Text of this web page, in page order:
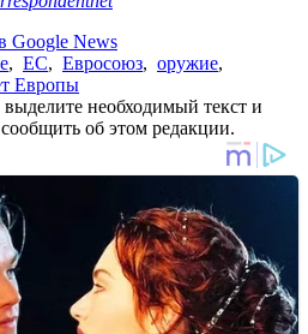
Google News
, ЕС, Евросоюз, оружие,
Европы
необходимый текст и
об этом редакции.